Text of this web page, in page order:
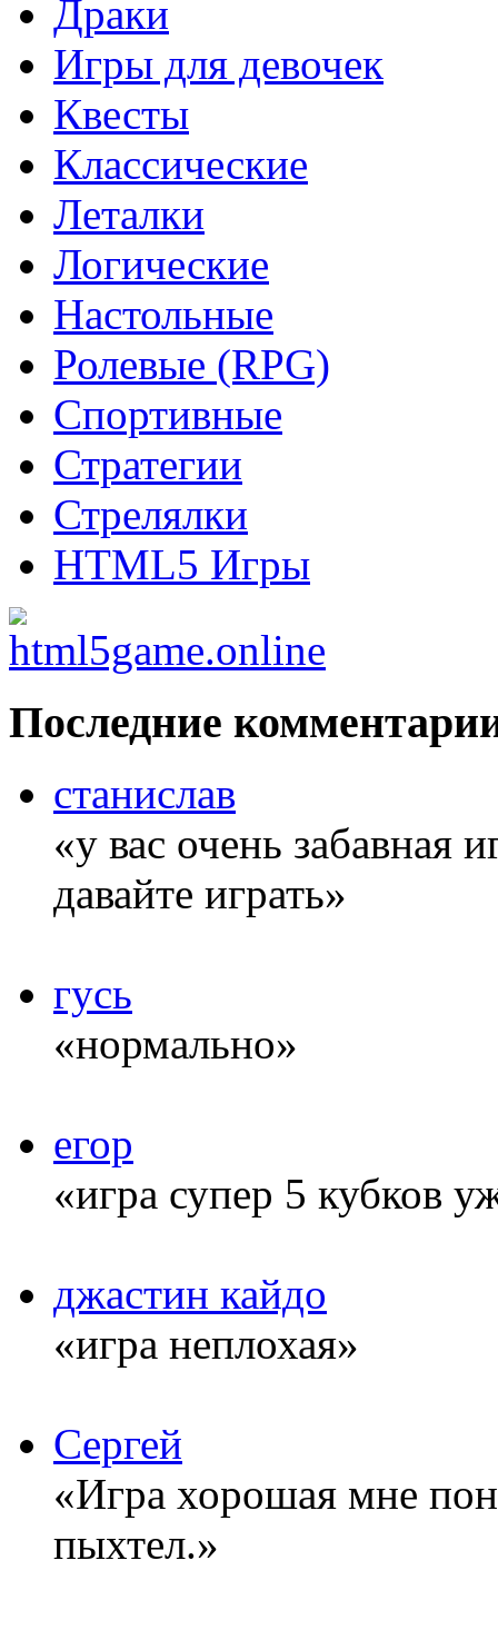
Драки
Игры для девочек
Квесты
Классические
Леталки
Логические
Настольные
Ролевые (RPG)
Спортивные
Стратегии
Стрелялки
HTML5 Игры
Последние
станислав
«у вас очень забавная
давайте играть»
гусь
«нормально»
егор
«игра супер 5 кубков
джастин кайдо
«игра неплохая»
Сергей
«Игра хорошая мне
пыхтел.»